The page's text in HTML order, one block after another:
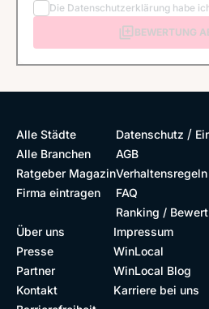
Die Datenschutzerklärung habe
BEWERTUNG
Alle Städte
Alle Branchen
Ratgeber Magazin
Firma eintragen
Datenschutz /
AGB
Verhaltensregeln
FAQ
Ranking /
Über uns
Presse
Partner
Kontakt
Impressum
WinLocal
WinLocal Blog
Karriere bei uns